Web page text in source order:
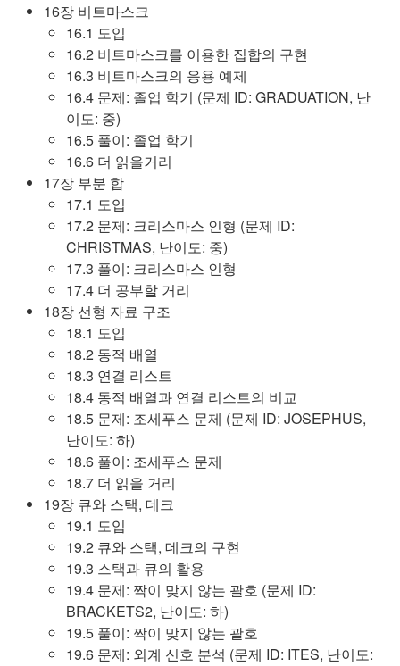
16장 비트마스크
16.1 도입
16.2 비트마스크를 이용한 집합의 구현
16.3 비트마스크의 응용 예제
16.4 문제: 졸업 학기 (문제 ID: GRADUATION, 난
이도: 중)
16.5 풀이: 졸업 학기
16.6 더 읽을거리
17장 부분 합
17.1 도입
17.2 문제: 크리스마스 인형 (문제 ID:
CHRISTMAS, 난이도: 중)
17.3 풀이: 크리스마스 인형
17.4 더 공부할 거리
18장 선형 자료 구조
18.1 도입
18.2 동적 배열
18.3 연결 리스트
18.4 동적 배열과 연결 리스트의 비교
18.5 문제: 조세푸스 문제 (문제 ID: JOSEPHUS,
난이도: 하)
18.6 풀이: 조세푸스 문제
18.7 더 읽을 거리
19장 큐와 스택, 데크
19.1 도입
19.2 큐와 스택, 데크의 구현
19.3 스택과 큐의 활용
19.4 문제: 짝이 맞지 않는 괄호 (문제 ID:
BRACKETS2, 난이도: 하)
19.5 풀이: 짝이 맞지 않는 괄호
19.6 문제: 외계 신호 분석 (문제 ID: ITES, 난이도: